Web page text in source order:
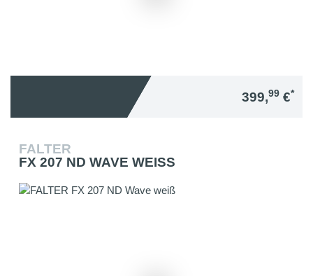
399,99 €*
FALTER
FX 207 ND WAVE WEISS